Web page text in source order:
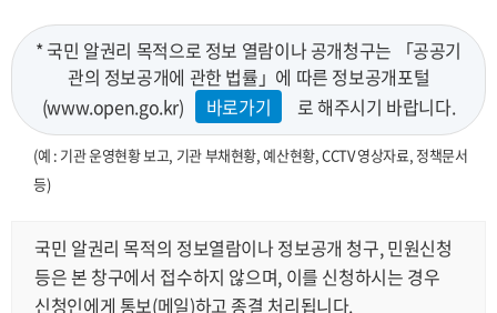
* 국민 알권리 목적으로 정보 열람이나 공개청구는 「공공기
관의 정보공개에 관한 법률」에 따른 정보공개포털
(www.open.go.kr)
바로가기 로 해주시기 바랍니다.
(예 : 기관 운영현황 보고, 기관 부채현황, 예산현황, CCTV 영상자료, 정책문서
등)
국민 알권리 목적의 정보열람이나 정보공개 청구, 민원신청
등은 본 창구에서 접수하지 않으며, 이를 신청하시는 경우
신청인에게 통보(메일)하고 종결 처리됩니다.